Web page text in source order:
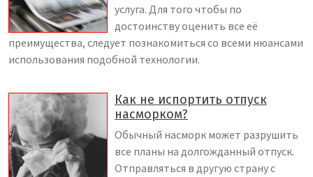
услуга. Для того чтобы по
достоинству оценить все её
преимущества, следует познакомиться со всеми нюансами
использования подобной технологии.
Как не испортить отпуск
насморком?
Обычный насморк может разрушить
все планы на долгожданный отпуск.
Отправляться в другую страну с